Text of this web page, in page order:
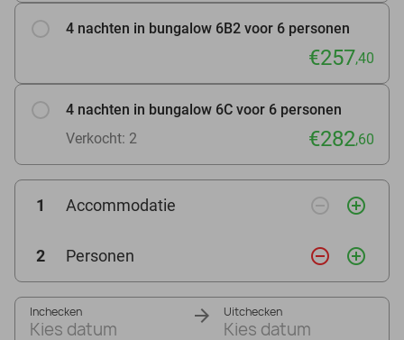
4 nachten in bungalow 6B2 voor 6 personen
€257,40
4 nachten in bungalow 6C voor 6 personen
Verkocht: 2
€282,60
1 Accommodatie remove_circle_outline add_circle_outline
2 Personen remove_circle_outline add_circle_outline
Inchecken
Kies datum
Uitchecken
Kies datum